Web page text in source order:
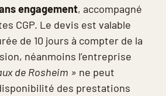
engagement, accompagné
CGP. Le devis est valable
de 10 jours à compter de la
néanmoins l’entreprise
de Rosheim » ne peut
des prestations